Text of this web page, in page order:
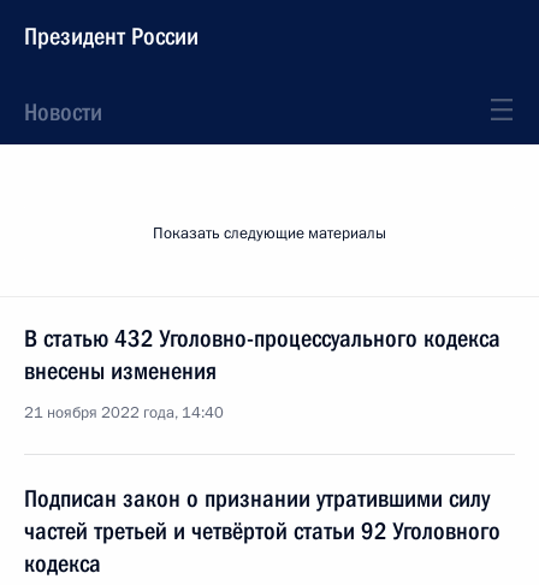
Президент России
Новости
Показать следующие материалы
В статью 432 Уголовно-процессуального кодекса
внесены изменения
21 ноября 2022 года, 14:40
Подписан закон о признании утратившими силу
частей третьей и четвёртой статьи 92 Уголовного
кодекса